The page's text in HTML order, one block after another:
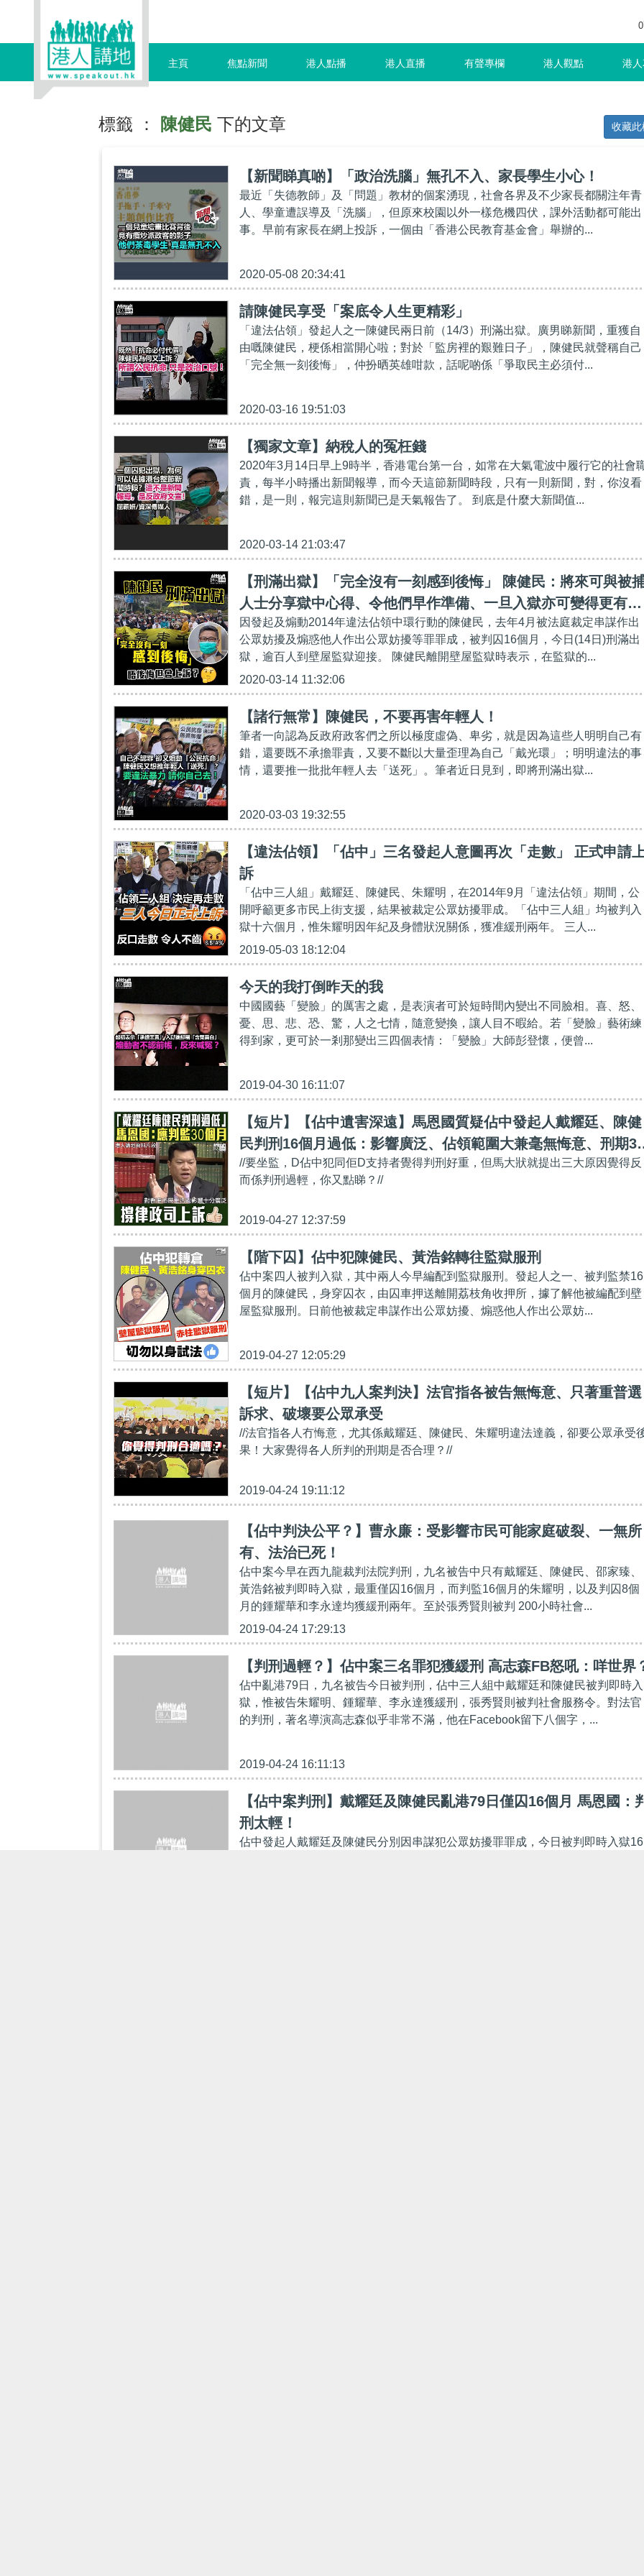
主頁 焦點新聞 港人點播 港人直播 有聲專欄 港人觀點 港
標籤 ： 陳健民 下的文章 收藏此
【新聞睇真啲】「政治洗腦」無孔不入、家長學生小心！
最近「失德教師」及「問題」教材的個案湧現，社會各界及不少家長都關注年青
人、學童遭誤導及「洗腦」，但原來校園以外一樣危機四伏，課外活動都可能出
事。早前有家長在網上投訴，一個由「香港公民教育基金會」舉辦的...
2020-05-08 20:34:41
請陳健民享受「案底令人生更精彩」
「違法佔領」發起人之一陳健民兩日前（14/3）刑滿出獄。廣男睇新聞，重獲自
由嘅陳健民，梗係相當開心啦；對於「監房裡的艱難日子」，陳健民就聲稱自己
「完全無一刻後悔」，仲扮晒英雄咁款，話呢啲係「爭取民主必須付...
2020-03-16 19:51:03
【獨家文章】納稅人的冤枉錢
2020年3月14日早上9時半，香港電台第一台，如常在大氣電波中履行它的社會
責，每半小時播出新聞報導，而今天這節新聞時段，只有一則新聞，對，你沒看
錯，是一則，報完這則新聞已是天氣報告了。 到底是什麼大新聞值...
2020-03-14 21:03:47
【刑滿出獄】「完全沒有一刻感到後悔」 陳健民：將來可與被
人士分享獄中心得、令他們早作準備、一旦入獄亦可變得更有意
義
因發起及煽動2014年違法佔領中環行動的陳健民，去年4月被法庭裁定串謀作出
公眾妨擾及煽惑他人作出公眾妨擾等罪罪成，被判囚16個月，今日(14日)刑滿出
獄，逾百人到壁屋監獄迎接。 陳健民離開壁屋監獄時表示，在監獄的...
2020-03-14 11:32:06
【諸行無常】陳健民，不要再害年輕人！
筆者一向認為反政府政客們之所以極度虛偽、卑劣，就是因為這些人明明自己有
錯，還要既不承擔罪責，又要不斷以大量歪理為自己「戴光環」；明明違法的事
情，還要推一批批年輕人去「送死」。筆者近日見到，即將刑滿出獄...
2020-03-03 19:32:55
【違法佔領】「佔中」三名發起人意圖再次「走數」 正式申請
訴
「佔中三人組」戴耀廷、陳健民、朱耀明，在2014年9月「違法佔領」期間，公
開呼籲更多市民上街支援，結果被裁定公眾妨擾罪成。「佔中三人組」均被判入
獄十六個月，惟朱耀明因年紀及身體狀況關係，獲准緩刑兩年。 三人...
2019-05-03 18:12:04
今天的我打倒昨天的我
中國國藝「變臉」的厲害之處，是表演者可於短時間內變出不同臉相。喜、怒、
憂、思、悲、恐、驚，人之七情，隨意變換，讓人目不暇給。若「變臉」藝術練
得到家，更可於一剎那變出三四個表情：「變臉」大師彭登懷，便曾...
2019-04-30 16:11:07
【短片】【佔中遺害深遠​】馬恩國質疑佔中發起人戴耀廷、陳健
民判刑16個月過低：影響廣泛、佔領範圍大兼毫無悔意、刑期30
個月監禁才合理
//要坐監，D佔中犯同佢D支持者覺得判刑好重，但馬大狀就提出三大原因覺得反
而係判刑過輕，你又點睇？//
2019-04-27 12:37:59
【階下囚】佔中犯陳健民、黃浩銘轉往監獄服刑
佔中案四人被判入獄，其中兩人今早編配到監獄服刑。發起人之一、被判監禁16
個月的陳健民，身穿囚衣，由囚車押送離開荔枝角收押所，據了解他被編配到壁
屋監獄服刑。日前他被裁定串謀作出公眾妨擾、煽惑他人作出公眾妨...
2019-04-27 12:05:29
【短片】【佔中九人案判決】法官指各被告無悔意、只著重普選
訴求、破壞要公眾承受
//法官指各人冇悔意，尤其係戴耀廷、陳健民、朱耀明違法達義，卻要公眾承受
果！大家覺得各人所判的刑期是否合理？//
2019-04-24 19:11:12
【佔中判決公平？】曹永廉：受影響市民可能家庭破裂、一無所
有、法治已死！
佔中案今早在西九龍裁判法院判刑，九名被告中只有戴耀廷、陳健民、邵家臻、
黃浩銘被判即時入獄，最重僅囚16個月，而判監16個月的朱耀明，以及判囚8個
月的鍾耀華和李永達均獲緩刑兩年。至於張秀賢則被判 200小時社會...
2019-04-24 17:29:13
【判刑過輕？】佔中案三名罪犯獲緩刑 高志森FB怒吼：咩世界
佔中亂港79日，九名被告今日被判刑，佔中三人組中戴耀廷和陳健民被判即時入
獄，惟被告朱耀明、鍾耀華、李永達獲緩刑，張秀賢則被判社會服務令。對法官
的判刑，著名導演高志森似乎非常不滿，他在Facebook留下八個字，...
2019-04-24 16:11:13
【佔中案判刑】戴耀廷及陳健民亂港79日僅囚16個月 馬恩國：
刑太輕！
佔中發起人戴耀廷及陳健民分別因串謀犯公眾妨擾罪罪成，今日被判即時入獄16